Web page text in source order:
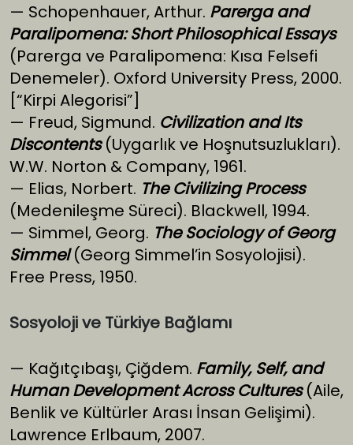
— Schopenhauer, Arthur. Parerga and
Paralipomena: Short Philosophical Essays
(Parerga ve Paralipomena: Kısa Felsefi
Denemeler). Oxford University Press, 2000.
[“Kirpi Alegorisi”]
— Freud, Sigmund. Civilization and Its
Discontents(Uygarlık ve Hoşnutsuzlukları).
W.W. Norton & Company, 1961.
— Elias, Norbert. The Civilizing Process
(Medenileşme Süreci). Blackwell, 1994.
— Simmel, Georg. The Sociology of Georg
Simmel(Georg Simmel’in Sosyolojisi).
Free Press, 1950.
Sosyoloji ve Türkiye Bağlamı
— Kağıtçıbaşı, Çiğdem. Family, Self, and
Human Development Across Cultures(Aile,
Benlik ve Kültürler Arası İnsan Gelişimi).
Lawrence Erlbaum, 2007.